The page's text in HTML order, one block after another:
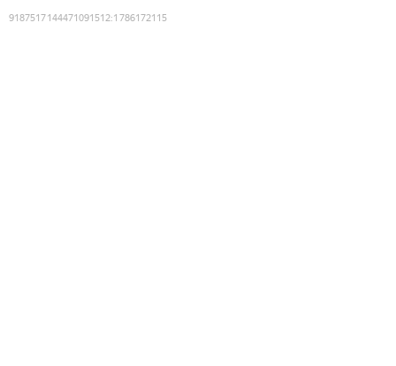
9187517144471091512:1786172115